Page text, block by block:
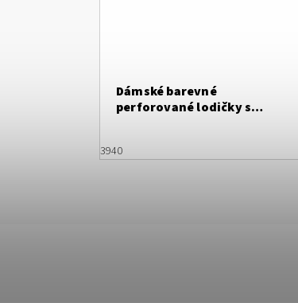
Dámské barevné
perforované lodičky s
3940